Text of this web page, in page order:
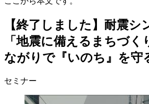
【終了しました】耐震シ
「地震に備えるまちづく
ながりで『いのち』を守
セミナー